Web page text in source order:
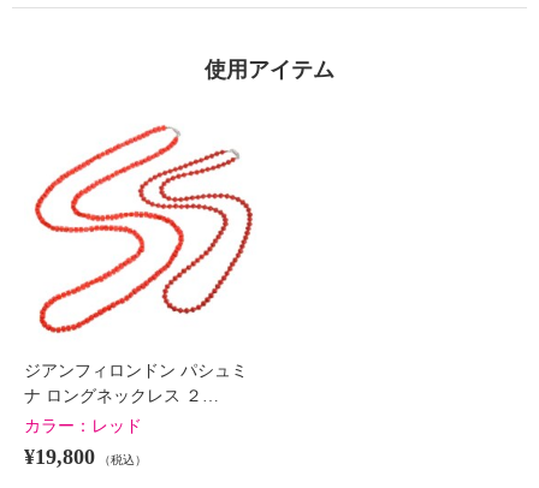
使用アイテム
ジアンフィロンドン パシュミ
ナ ロングネックレス ２…
カラー： レッド
¥19,800 （税込）